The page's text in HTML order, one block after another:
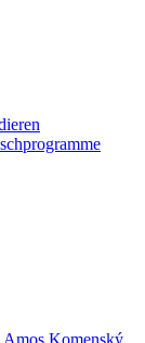
Amos Komenský